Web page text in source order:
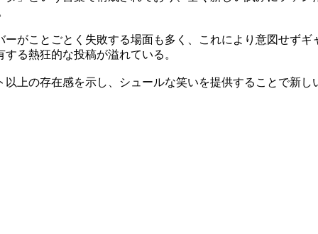
がことごとく失敗する場面も多く、これにより意図せず
る熱狂的な投稿が溢れている。
上の存在感を示し、シュールな笑いを提供することで新